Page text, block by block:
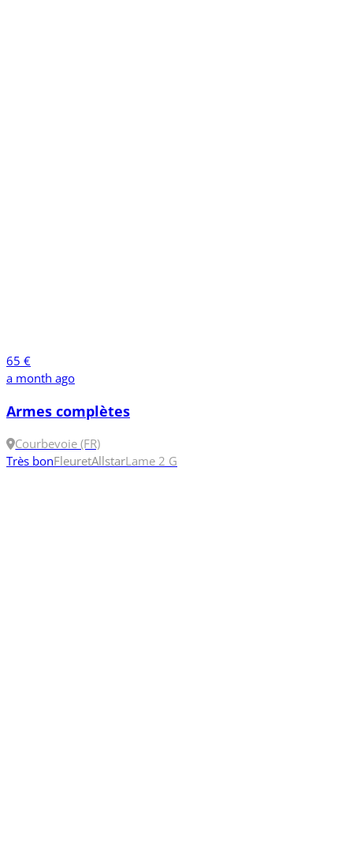
65 €
a month ago
Armes complètes
Courbevoie (FR)
Très bonFleuretAllstarLame 2 G